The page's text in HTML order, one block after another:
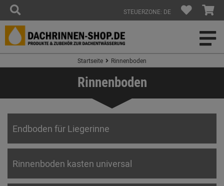
STEUERZONE: DE
Startseite Rinnenboden
Rinnenboden
Endboden für Liegerinne
Rinnenboden kasten universal